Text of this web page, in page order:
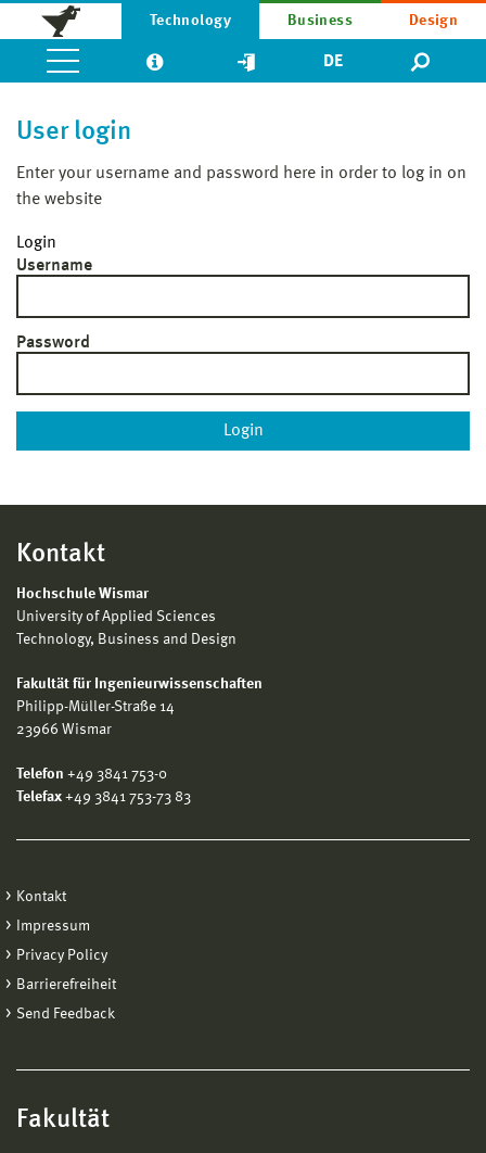
Technology Business Design
DE
User login
Enter your username and password here in order to log in on
the website
Login
Username
Password
Kontakt
Hochschule Wismar
University of Applied Sciences
Technology, Business and Design
Fakultät für Ingenieurwissenschaften
Philipp-Müller-Straße 14
23966 Wismar
Telefon +49 3841 753-0
Telefax +49 3841 753-73 83
Kontakt
Impressum
Privacy Policy
Barrierefreiheit
Send Feedback
Fakultät